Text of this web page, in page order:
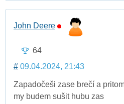
John Deere
64
# 09.04.2024, 21:43
Zapadočeši zase brečí a
my budem sušit hubu zas